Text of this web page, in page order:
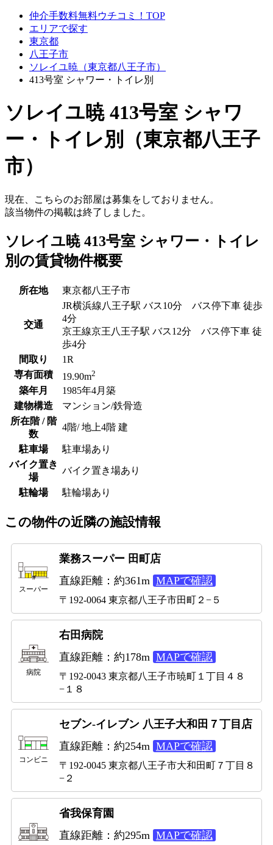
仲介手数料無料ウチコミ！TOP
エリアで探す
東京都
八王子市
ソレイユ暁（東京都八王子市）
413号室 シャワー・トイレ別
ソレイユ暁 413号室 シャワ
ー・トイレ別（東京都八王子
市）
現在、こちらのお部屋は募集をしておりません。
該当物件の掲載は終了しました。
ソレイユ暁 413号室 シャワー・トイレ
別の賃貸物件概要
所在地 東京都八王子市
交通
JR横浜線八王子駅 バス10分 バス停下車 徒歩
4分
京王線京王八王子駅 バス12分 バス停下車 徒
歩4分
間取り
1R
専有面積
19.90m2
築年月
1985年4月築
建物構造
マンション/鉄骨造
所在階 / 階
数
4階/ 地上4階 建
駐車場
駐車場あり
バイク置き
場
バイク置き場あり
駐輪場 駐輪場あり
この物件の近隣の施設情報
スーパー
業務スーパー 田町店
直線距離：約361m MAPで確認
〒192-0064 東京都八王子市田町２−５
病院
右田病院
直線距離：約178m MAPで確認
〒192-0043 東京都八王子市暁町１丁目４８
−１８
コンビニ
セブン-イレブン 八王子大和田７丁目店
直線距離：約254m MAPで確認
〒192-0045 東京都八王子市大和田町７丁目８
−２
省我保育園
直線距離：約295m MAPで確認